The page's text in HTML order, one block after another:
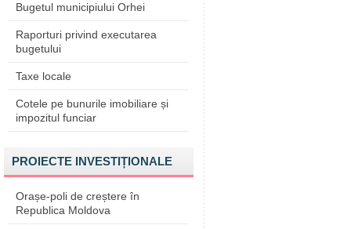
Bugetul municipiului Orhei
Raporturi privind executarea
bugetului
Taxe locale
Cotele pe bunurile imobiliare și
impozitul funciar
PROIECTE INVESTIȚIONALE
Orașe-poli de creștere în
Republica Moldova